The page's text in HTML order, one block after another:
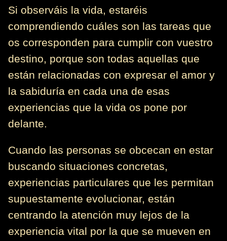
Si observáis la vida, estaréis
comprendiendo cuáles son las tareas que
os corresponden para cumplir con vuestro
destino, porque son todas aquellas que
están relacionadas con expresar el amor y
la sabiduría en cada una de esas
experiencias que la vida os pone por
delante.
Cuando las personas se obcecan en estar
buscando situaciones concretas,
experiencias particulares que les permitan
supuestamente evolucionar, están
centrando la atención muy lejos de la
experiencia vital por la que se mueven en